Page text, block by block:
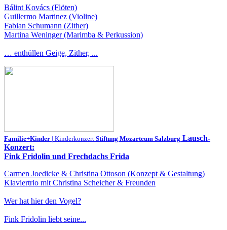
Bálint Kovács (Flöten)
Guillermo Martinez (Violine)
Fabian Schumann (Zither)
Martina Weninger (Marimba & Perkussion)
… enthüllen Geige, Zither, ...
Familie+Kinder | Kinderkonzert Stiftung Mozarteum Salzburg Lausch-
Konzert:
Fink Fridolin und Frechdachs Frida
Carmen Joedicke & Christina Ottoson (Konzept & Gestaltung)
Klaviertrio mit Christina Scheicher & Freunden
Wer hat hier den Vogel?
Fink Fridolin liebt seine...